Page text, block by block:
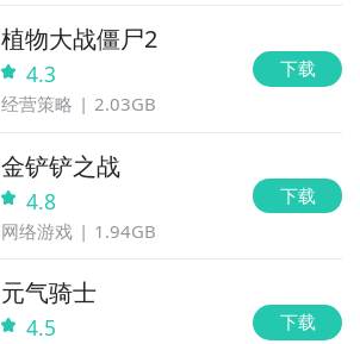
植物大战僵尸2
4.3
经营策略 2.03GB
下载
金铲铲之战
4.8
网络游戏 1.94GB
下载
元气骑士
4.5 下载